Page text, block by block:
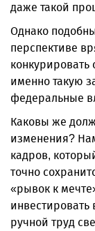
даже такой
Однако
перспективе
именно такую
федеральные
Каковы же
изменения?
кадров,
точно
«рывок к
инвестировать
ручной труд